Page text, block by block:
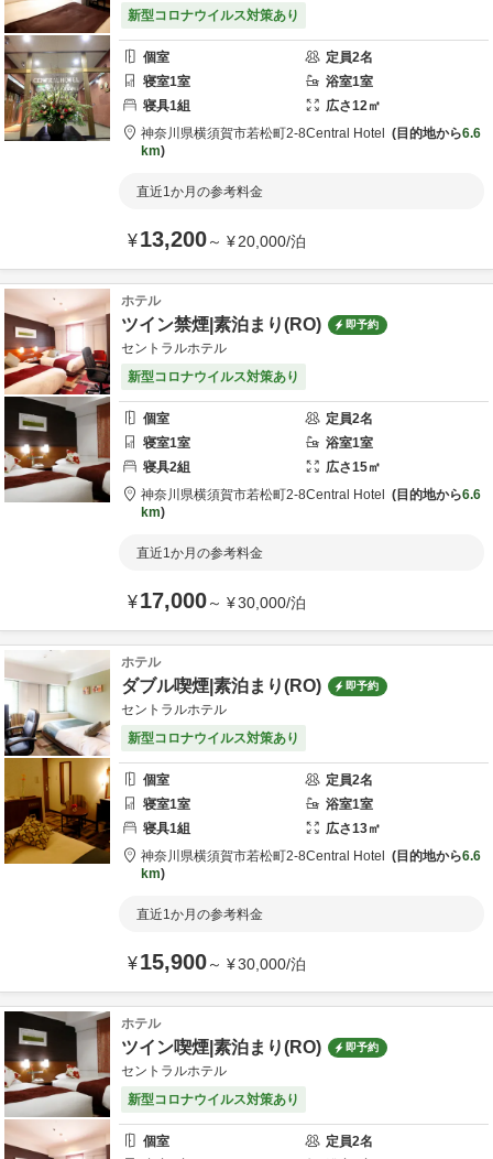
新型コロナウイルス対策あり
個室 定員2名
寝室1室 浴室1室
寝具1組 広さ12㎡
神奈川県横須賀市若松町2-8Central Hotel 目的地から6.6
km
直近1か月の参考料金
¥13,200～ ¥20,000/泊
ホテル
ツイン禁煙|素泊まり(RO) 即予約
セントラルホテル
新型コロナウイルス対策あり
個室 定員2名
寝室1室 浴室1室
寝具2組 広さ15㎡
神奈川県横須賀市若松町2-8Central Hotel 目的地から6.6
km
直近1か月の参考料金
¥17,000～ ¥30,000/泊
ホテル
ダブル喫煙|素泊まり(RO) 即予約
セントラルホテル
新型コロナウイルス対策あり
個室 定員2名
寝室1室 浴室1室
寝具1組 広さ13㎡
神奈川県横須賀市若松町2-8Central Hotel 目的地から6.6
km
直近1か月の参考料金
¥15,900～ ¥30,000/泊
ホテル
ツイン喫煙|素泊まり(RO) 即予約
セントラルホテル
新型コロナウイルス対策あり
個室 定員2名